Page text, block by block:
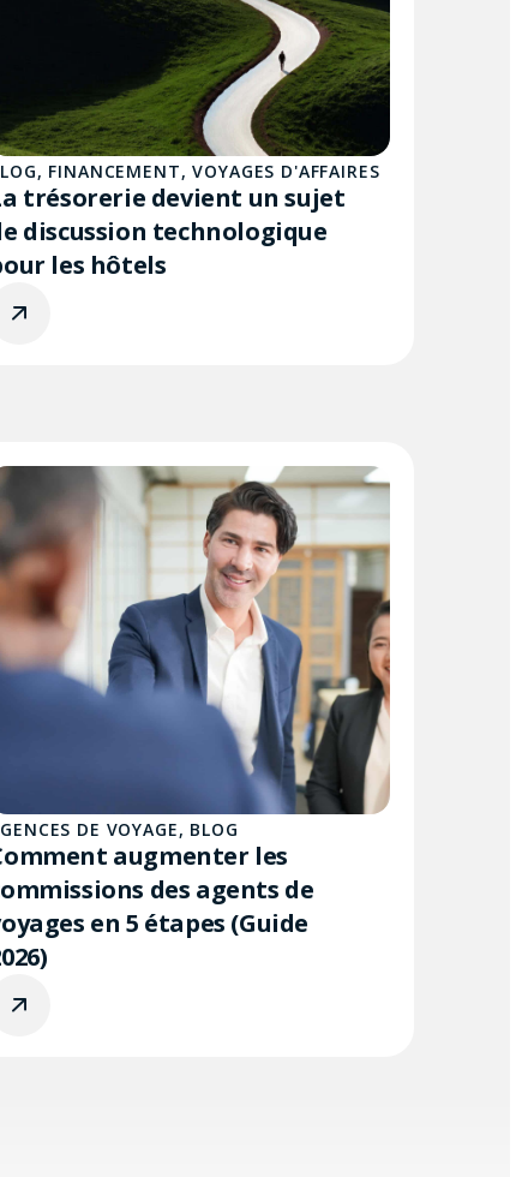
, FINANCEMENT,VOYAGES D'AFFAIRES
trésorerie devient un sujet
discussion technologique
les hôtels
DE VOYAGE, BLOG
augmenter les
des agents de
en 5 étapes (Guide